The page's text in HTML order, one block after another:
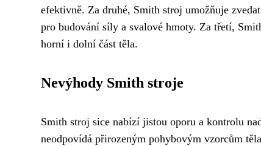
efektivně. Za druhé, Smith stroj umožňuje
pro budování síly a svalové hmoty. Za třetí,
horní i dolní část těla.
Nevýhody Smith stroje
Smith stroj sice nabízí jistou oporu a kontrolu
neodpovídá přirozeným pohybovým vzorcům